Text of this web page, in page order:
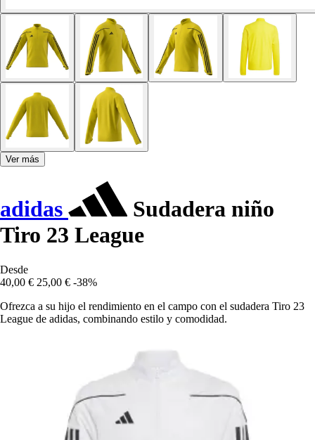
Ver más
adidas
Sudadera niño
Tiro 23 League
Desde
40,00 € 25,00 € -38%
Ofrezca a su hijo el rendimiento en el campo con el sudadera Tiro 23
League de adidas, combinando estilo y comodidad.